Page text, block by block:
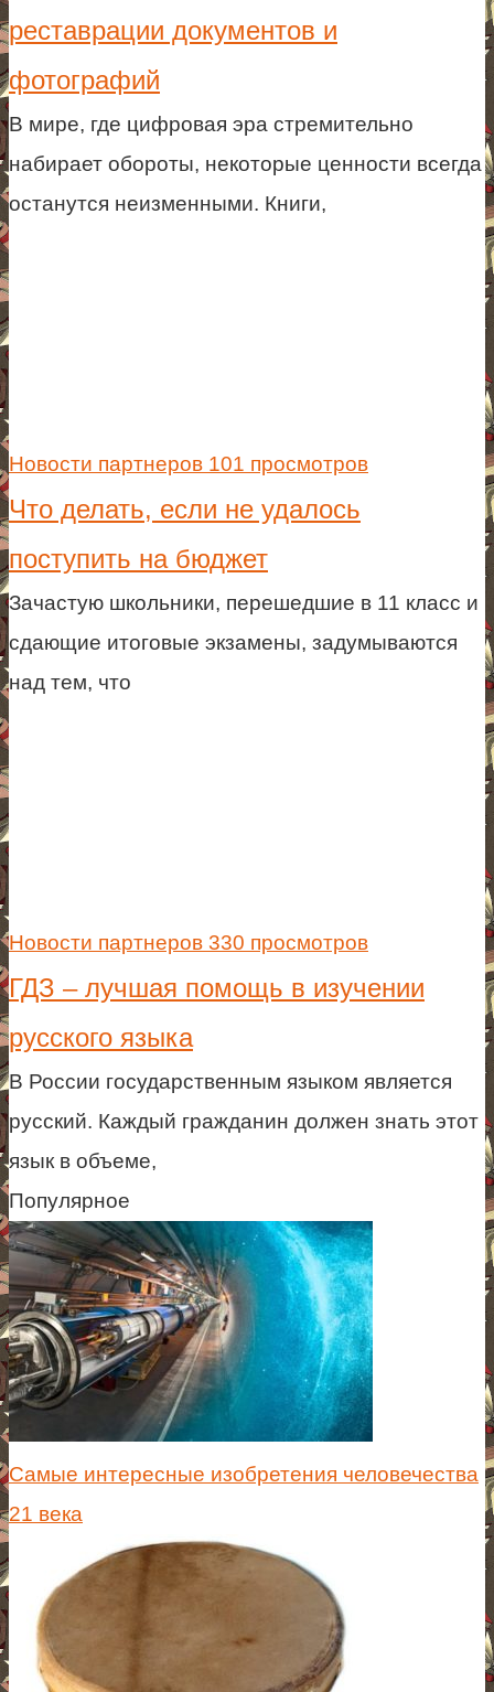
реставрации документов и
фотографий
В мире, где цифровая эра стремительно
набирает обороты, некоторые ценности всегда
останутся неизменными. Книги,
Новости партнеров 101 просмотров
Что делать, если не удалось
поступить на бюджет
Зачастую школьники, перешедшие в 11 класс и
сдающие итоговые экзамены, задумываются
над тем, что
Новости партнеров 330 просмотров
ГДЗ – лучшая помощь в изучении
русского языка
В России государственным языком является
русский. Каждый гражданин должен знать этот
язык в объеме,
Популярное
Самые интересные изобретения человечества
21 века